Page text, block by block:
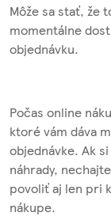
Môže sa stať, že
momentálne
objednávku.
Počas online
ktoré vám dáva
objednávke. Ak
náhrady,
povoliť aj len pri
nákupe.